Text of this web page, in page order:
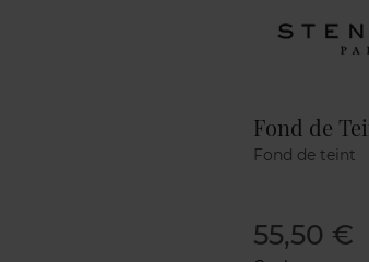
Fond de
Fond de teint
55,50 €